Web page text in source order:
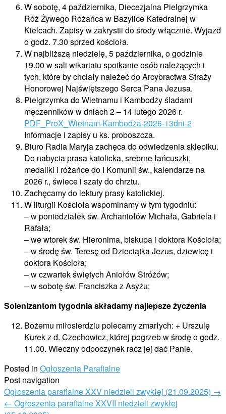
W sobotę, 4 października, Diecezjalna Pielgrzymka
Róż Żywego Różańca w Bazylice Katedralnej w
Kielcach. Zapisy w zakrystii do środy włącznie. Wyjazd
o godz. 7.30 sprzed kościoła.
W najbliższą niedzielę, 5 października, o godzinie
19.00 w sali wikariatu spotkanie osób należących i
tych, które by chciały należeć do Arcybractwa Straży
Honorowej Najświętszego Serca Pana Jezusa.
Pielgrzymka do Wietnamu i Kambodży śladami
męczenników w dniach 2 – 14 lutego 2026 r.
PDF_ProX_Wietnam-Kambodża-2026-13dni-2
Informacje i zapisy u ks. proboszcza.
Biuro Radia Maryja zachęca do odwiedzenia sklepiku.
Do nabycia prasa katolicka, srebrne łańcuszki,
medaliki i różańce do I Komunii św., kalendarze na
2026 r., świece i szaty do chrztu.
Zachęcamy do lektury prasy katolickiej.
W liturgii Kościoła wspominamy w tym tygodniu:
– w poniedziałek św. Archaniołów Michała, Gabriela i
Rafała;
– we wtorek św. Hieronima, biskupa i doktora Kościoła;
– w środę św. Teresę od Dzieciątka Jezus, dziewicę i
doktora Kościoła;
– w czwartek świętych Aniołów Stróżów;
– w sobotę św. Franciszka z Asyżu;
Solenizantom tygodniaskładamy najlepsze życzenia
Bożemu miłosierdziu polecamy zmarłych: + Urszulę
Kurek z d. Czechowicz, której pogrzeb w środę o godz.
11.00. Wieczny odpoczynek racz jej dać Panie.
Posted in Ogłoszenia Parafialne
Post navigation
Ogłoszenia parafialne XXV niedzieli zwykłej (21.09.2025) →
← Ogłoszenia parafialne XXVII niedzieli zwykłej